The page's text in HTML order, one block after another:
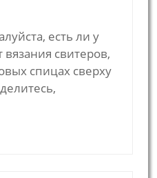
есть ли у
свитеров,
спицах сверху